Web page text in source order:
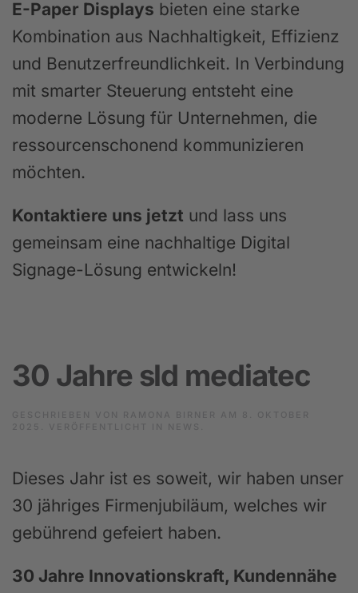
E-Paper Displays bieten eine starke
Kombination aus Nachhaltigkeit, Effizienz
und Benutzerfreundlichkeit. In Verbindung
mit smarter Steuerung entsteht eine
moderne Lösung für Unternehmen, die
ressourcenschonend kommunizieren
möchten.
Kontaktiere uns jetzt und lass uns
gemeinsam eine nachhaltige Digital
Signage-Lösung entwickeln!
30 Jahre sld mediatec
Dieses Jahr ist es soweit, wir haben unser
30 jähriges Firmenjubiläum, welches wir
gebührend gefeiert haben.
30 Jahre Innovationskraft, Kundennähe